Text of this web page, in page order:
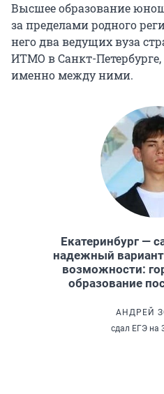
Высшее образование
за пределами родного
него два ведущих вуза
ИТМО в Санкт-
именно между ними.
Екатеринбург —
надежный
возможности:
образование
АНДРЕЙ
сдал ЕГЭ на